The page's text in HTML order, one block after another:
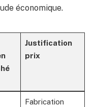
économique.
Justification
prix
Fabrication